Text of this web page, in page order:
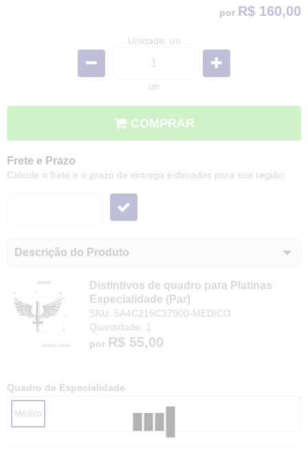
por R$ 160,00
Unidade: un
un
COMPRAR
Frete e Prazo
Calcule o frete e o prazo de entrega estimados para sua região:
Descrição do Produto
Distintivos de quadro para Platinas
Especialidade (Par)
SKU: 5A4C215C37900-MEDICO
Quantidade: 1
por R$ 55,00
Quadro de Especialidade
Médico